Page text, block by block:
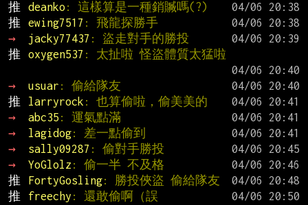
推
deanko : 這樣算是一種銷贓嗎(?)
推
ewing7517 : 飛龍探勝手
→
jacky77437 : 盜走對手的勝投
推
oxygen537 : 太扯啦 怪盜體質太猛啦
→
usuar : 偷給隊友
推
larryrock : 也算偷啦，偷美美的
→
abc35 : 運氣點滿
→
lagidog: 差一點偷到
→
sally09287 : 偷對手勝投
→
YoGlolz : 偷一半 不及格
推
FortyGosling: 勝投俠盜 偷給隊友
推
freechy : 還敢偷啊（誤